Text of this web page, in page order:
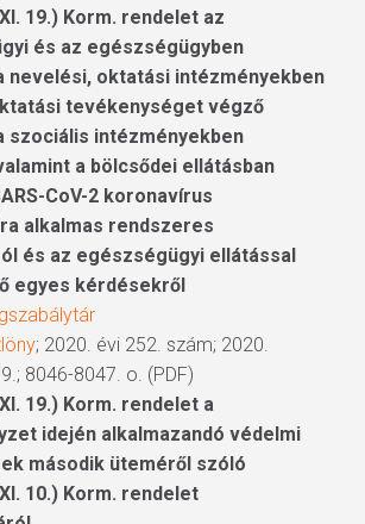
19.) Korm. rendelet az
és az egészségügyben
nevelési, oktatási intézményekben
tevékenységet végző
szociális intézményekben
a bölcsődei ellátásban
CoV-2 koronavírus
alkalmas rendszeres
és az egészségügyi ellátással
egyes kérdésekről
; 2020. évi 252. szám; 2020.
8046-8047. o. (PDF)
19.) Korm. rendelet a
idején alkalmazandó védelmi
második üteméről szóló
10.) Korm. rendelet